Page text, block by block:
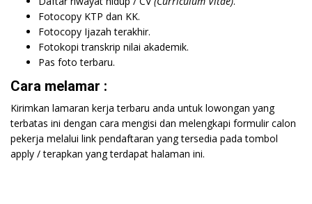
Fotocopy KTP dan KK.
Fotocopy Ijazah terakhir.
Fotokopi transkrip nilai akademik.
Pas foto terbaru.
Cara melamar :
Kirimkan lamaran kerja terbaru anda untuk lowongan yang
terbatas ini dengan cara mengisi dan melengkapi formulir calon
pekerja melalui link pendaftaran yang tersedia pada tombol
apply / terapkan yang terdapat halaman ini.